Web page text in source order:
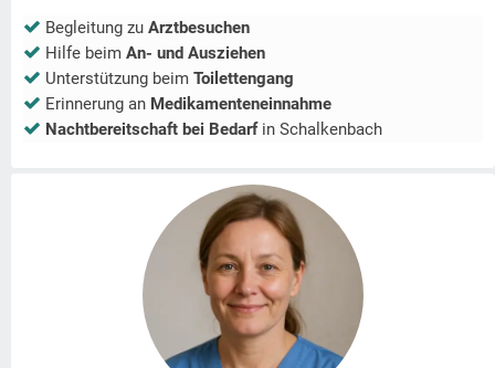
Begleitung zu Arztbesuchen
Hilfe beim An- und Ausziehen
Unterstützung beim Toilettengang
Erinnerung an Medikamenteneinnahme
Nachtbereitschaft bei Bedarfin Schalkenbach